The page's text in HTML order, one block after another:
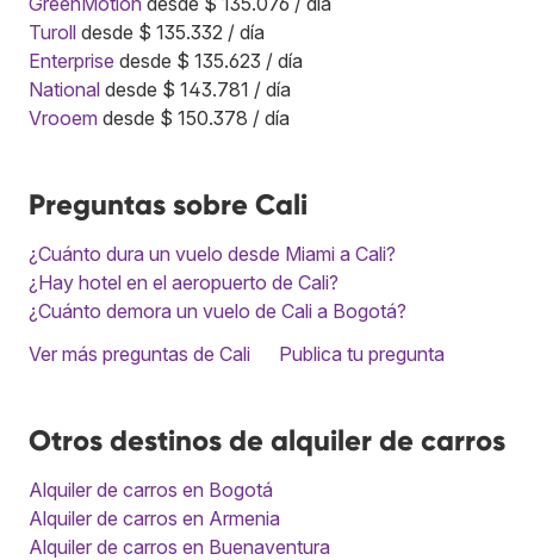
Turoll desde $ 135.332 / día
Enterprise desde $ 135.623 / día
National desde $ 143.781 / día
Vrooem desde $ 150.378 / día
Preguntas sobre Cali
¿Cuánto dura un vuelo desde Miami a Cali?
¿Hay hotel en el aeropuerto de Cali?
¿Cuánto demora un vuelo de Cali a Bogotá?
Ver más preguntas de Cali
Publica tu pregunta
Otros destinos de alquiler de carros
Alquiler de carros en Bogotá
Alquiler de carros en Armenia
Alquiler de carros en Buenaventura